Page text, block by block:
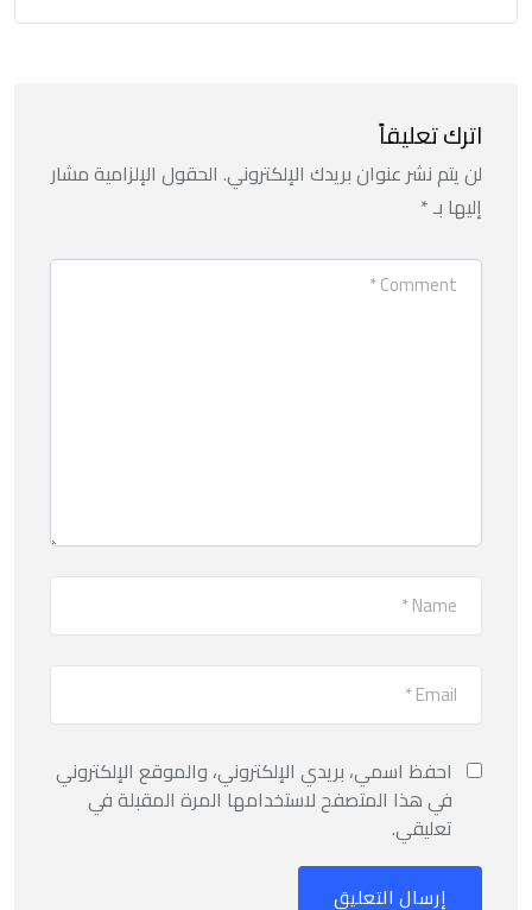
اترك تعليقاً
لن يتم نشر عنوان بريدك الإلكتروني. الحقول الإلزامية مشار
إليها بـ*
احفظ اسمي، بريدي الإلكتروني، والموقع الإلكتروني
في هذا المتصفح لاستخدامها المرة المقبلة في
تعليقي.